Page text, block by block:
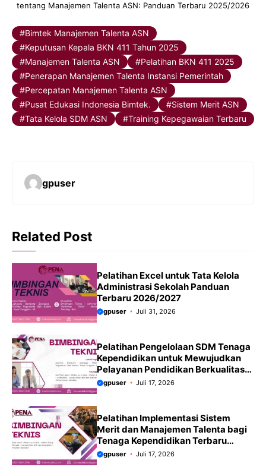
tentang Manajemen Talenta ASN: Panduan Terbaru 2025/2026
Bimtek Manajemen Talenta ASN
Keputusan Kepala BKN 411 Tahun 2025
Manajemen Talenta ASN
Pelatihan BKN 411 2025
Penerapan Manajemen Talenta Instansi Pemerintah
Percepatan Manajemen Talenta ASN
Pusat Edukasi Indonesia Bimtek.
Sistem Merit ASN
Tata Kelola SDM ASN
Training Kepegawaian Terbaru
gpuser
Related Post
Pelatihan Excel untuk Tata Kelola
Administrasi Sekolah Panduan
Terbaru 2026/2027
gpuser Juli 31, 2026
Pelatihan Pengelolaan SDM Tenaga
Kependidikan untuk Mewujudkan
Pelayanan Pendidikan Berkualitas
Terbaru 2026-2027
gpuser Juli 17, 2026
Pelatihan Implementasi Sistem
Merit dan Manajemen Talenta bagi
Tenaga Kependidikan Terbaru
2026-2027
gpuser Juli 17, 2026